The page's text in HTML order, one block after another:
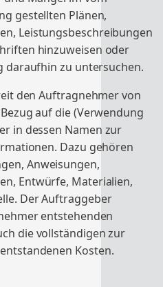
gestellten Plänen,
Leistungsbeschreibungen
hinzuweisen oder
daraufhin zu untersuchen.
den Auftragnehmer von
auf die (Verwendung
in dessen Namen zur
Dazu gehören
Anweisungen,
Entwürfe, Materialien,
Der Auftraggeber
entstehenden
die vollständigen zur
Kosten.